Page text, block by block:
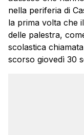
nella periferia di
la prima volta che
delle palestra,
scolastica
scorso giovedì 30